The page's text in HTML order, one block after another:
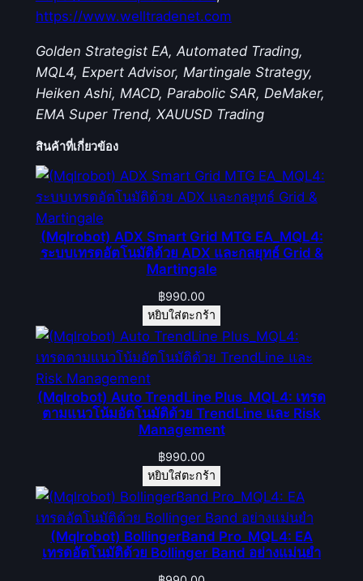
https://www.welltradenet.com
Golden Strategist EA, Automated Trading,
MQL4, Expert Advisor, Martingale Strategy,
Heiken Ashi, MACD, Parabolic SAR, DeMaker,
EMA Super Trend, XAUUSD Trading
สินค้าที่เกี่ยวข้อง
(Mqlrobot) ADX Smart Grid MTG EA_MQL4:
ระบบเทรดอัตโนมัติด้วย ADX และกลยุทธ์ Grid &
Martingale
฿990.00
หยิบใส่ตะกร้า
(Mqlrobot) Auto TrendLine Plus_MQL4: เทรด
ตามแนวโน้มอัตโนมัติด้วย TrendLine และ Risk
Management
฿990.00
หยิบใส่ตะกร้า
(Mqlrobot) BollingerBand Pro_MQL4: EA
เทรดอัตโนมัติด้วย Bollinger Band อย่างแม่นยำ